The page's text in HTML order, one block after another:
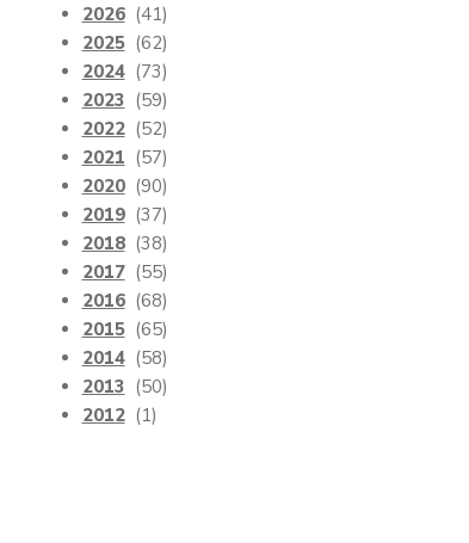
2026 (41)
2025 (62)
2024 (73)
2023 (59)
2022 (52)
2021 (57)
2020 (90)
2019 (37)
2018 (38)
2017 (55)
2016 (68)
2015 (65)
2014 (58)
2013 (50)
2012 (1)